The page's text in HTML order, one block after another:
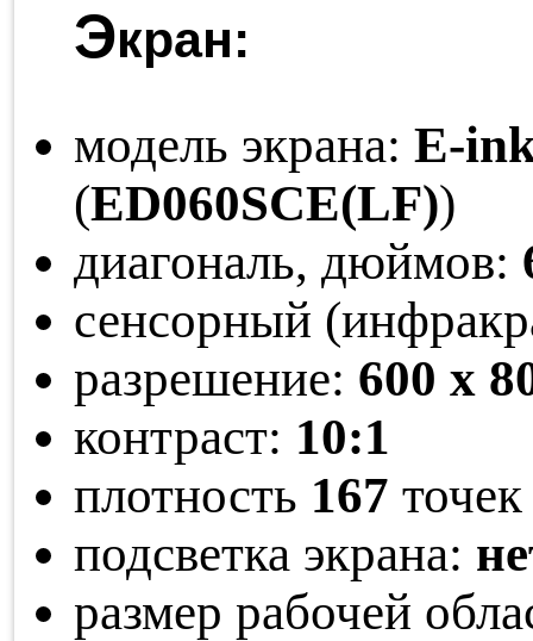
Экран:
модель экрана: E-
(ED060SCE(LF))
диагональ, дюймов:
сенсорный
разрешение: 600 x
контраст: 10:1
плотность 167
подсветка экрана:
размер рабочей